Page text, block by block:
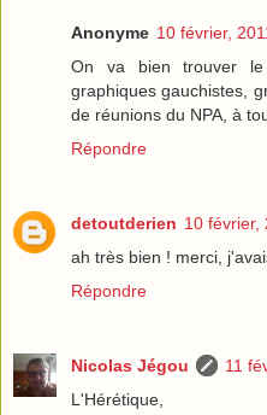
Anonyme 10 février,
On va bien trouver
graphiques gauchistes,
de réunions du NPA, à
Répondre
detoutderien 10 février,
ah très bien ! merci,
Répondre
Nicolas Jégou
11
L'Hérétique,